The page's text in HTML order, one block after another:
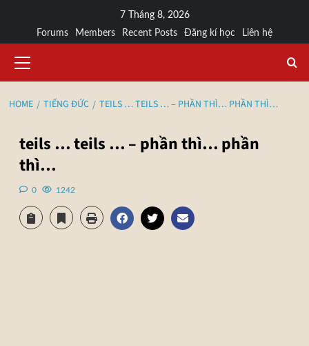
7 Tháng 8, 2026
Forums
Members Recent Posts Đăng kí học Liên hệ
HOME TIẾNG ĐỨC TEILS … TEILS … – PHẦN THÌ… PHẦN THÌ…
teils … teils … – phần thì… phần
thì…
0 1242